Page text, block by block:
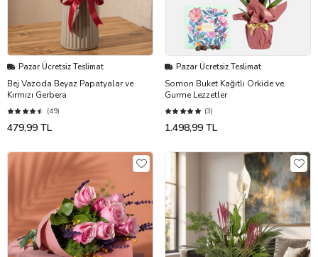
Pazar Ücretsiz Teslimat
Bej Vazoda Beyaz Papatyalar ve
Kırmızı Gerbera
(49)
479,99 TL
Pazar Ücretsiz Teslimat
Somon Buket Kağıtlı Orkide ve
Gurme Lezzetler
(3)
1.498,99 TL